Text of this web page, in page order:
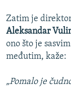
Zatim je
Aleksandar
ono što je
međutim, kaže:
„Pomalo je